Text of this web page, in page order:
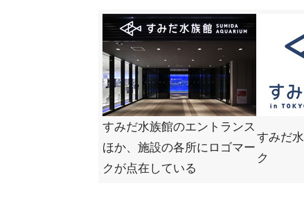
すみだ水族館のエントランス
ほか、施設の各所にロゴマー
クが点在している
すみだ
ク